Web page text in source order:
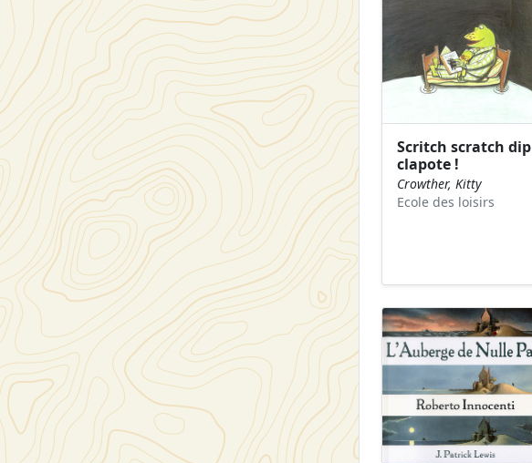
Scritch scratch dip
clapote !
Crowther, Kitty
Ecole des loisirs